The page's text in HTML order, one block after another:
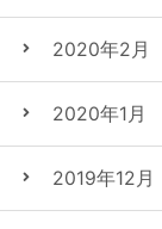
2020年2月
2020年1月
2019年12月